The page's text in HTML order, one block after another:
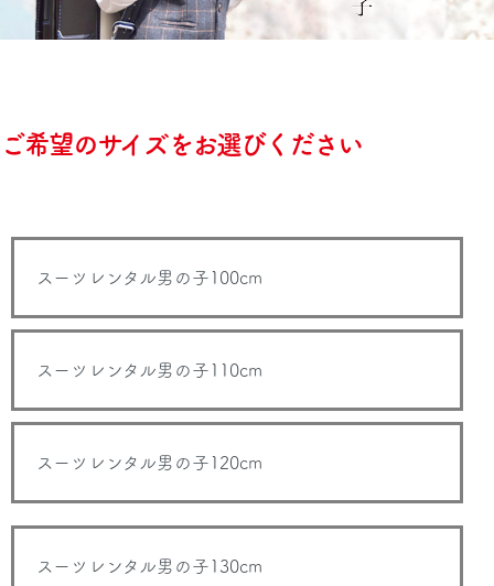
ご希望のサイズをお選びください
スーツレンタル男の子100cm
スーツレンタル男の子110cm
スーツレンタル男の子120cm
スーツレンタル男の子130cm